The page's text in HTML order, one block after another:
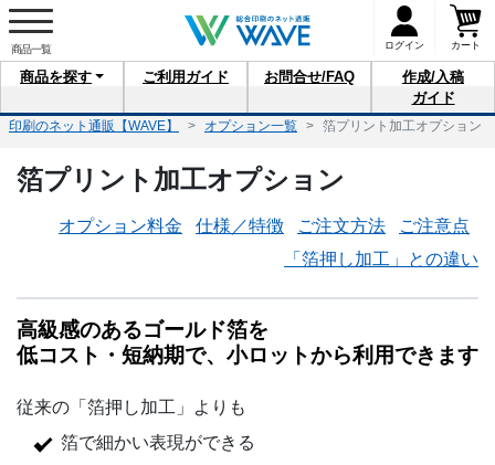
ログイン カート
商品を探す ご利用 ガイド お問合せ/FAQ
作成/入稿
ガイド
印刷のネット通販【WAVE】 オプション一覧 箔プリント加工オプション
箔プリント加工オプション
オプション料金 仕様／特徴 ご注文方法
ご注意点
「箔押し加工」との違い
高級感のあるゴールド箔を
低コスト ・ 短納期で、 小ロットから利用できます
従来の「箔押し加工」よりも
箔で細かい表現ができる